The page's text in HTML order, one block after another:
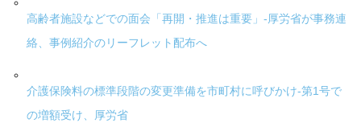
高齢者施設などでの面会「再開・推進は重要」-厚労省が事務連
絡、事例紹介のリーフレット配布へ
介護保険料の標準段階の変更準備を市町村に呼びかけ-第1号で
の増額受け、厚労省